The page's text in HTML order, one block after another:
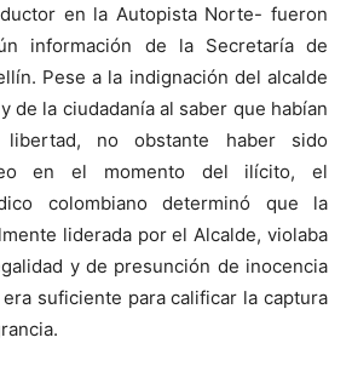
en la Autopista Norte- fueron
información de la Secretaría de
Pese a la indignación del alcalde
de la ciudadanía al saber que habían
no obstante haber sido
en el momento del ilícito, el
colombiano determinó que la
liderada por el Alcalde, violaba
y de presunción de inocencia
suficiente para calificar la captura